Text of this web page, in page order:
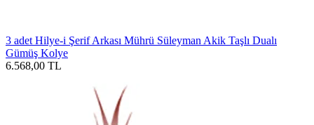
3 adet Hilye-i Şerif Arkası Mührü Süleyman Akik Taşlı Dualı
Gümüş Kolye
6.568,00 TL